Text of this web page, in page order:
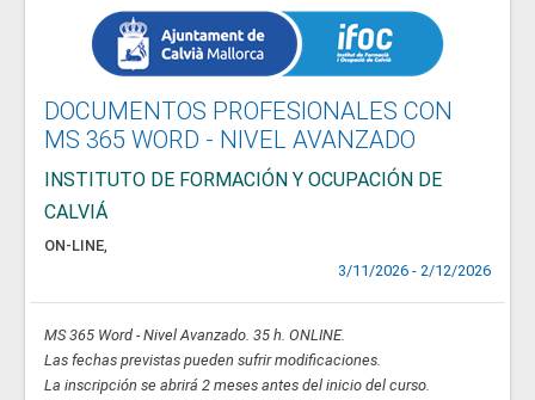
DOCUMENTOS PROFESIONALES CON
MS 365 WORD - NIVEL AVANZADO
INSTITUTO DE FORMACIÓN Y OCUPACIÓN DE
CALVIÁ
ON-LINE,
3/11/2026 - 2/12/2026
MS 365 Word - Nivel Avanzado. 35 h. ONLINE.
Las fechas previstas pueden sufrir modificaciones.
La inscripción se abrirá 2 meses antes del inicio del curso.